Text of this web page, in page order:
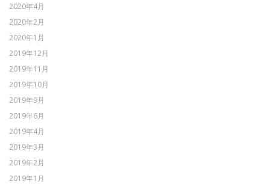
2020年4月
2020年2月
2020年1月
2019年12月
2019年11月
2019年10月
2019年9月
2019年6月
2019年4月
2019年3月
2019年2月
2019年1月